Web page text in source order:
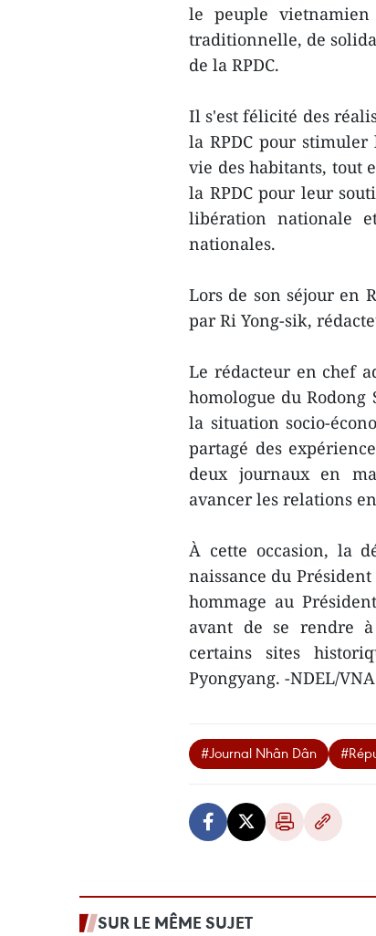
le peuple
traditionnelle, de
de la RPDC.
Il s'est félicité des
la RPDC pour
vie des habitants, tout
la RPDC pour leur
libération nationale
nationales.
Lors de son séjour en
par Ri Yong-sik,
Le rédacteur en chef
homologue du
la situation socio-
partagé des
deux journaux en
avancer les relations
À cette occasion, la
naissance du
hommage au
avant de se rendre
certains sites
Pyongyang. -NDEL/VNA
#Journal Nhân Dân
SUR LE MÊME SUJET